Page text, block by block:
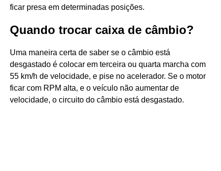
ficar presa em determinadas posições.
Quando trocar caixa de câmbio?
Uma maneira certa de saber se o câmbio está
desgastado é colocar em terceira ou quarta marcha com
55 km/h de velocidade, e pise no acelerador. Se o motor
ficar com RPM alta, e o veículo não aumentar de
velocidade, o circuito do câmbio está desgastado.